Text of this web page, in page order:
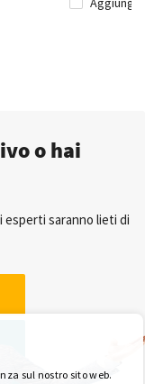
o hai
saranno lieti di
sul nostro sito web.